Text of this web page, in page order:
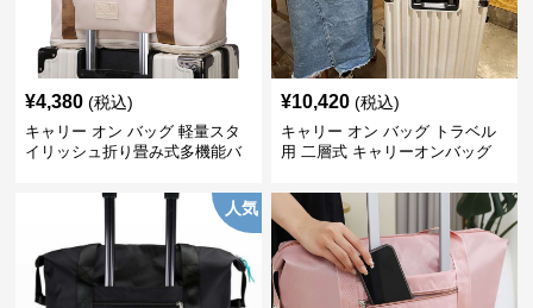
¥4,380 (税込)
キャリー オン バッグ 軽量スタ
イリッシュ折り畳み式多機能バ
¥10,420 (税込)
キャリー オン バッグ トラベル
用 二層式 キャリーオンバッグ
人気